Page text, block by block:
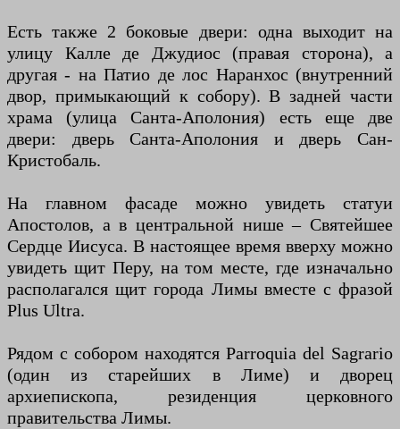
Есть также 2 боковые двери: одна выходит на
улицу Калле де Джудиос (правая сторона), а
другая - на Патио де лос Наранхос (внутренний
двор, примыкающий к собору). В задней части
храма (улица Санта-Аполония) есть еще две
двери: дверь Санта-Аполония и дверь Сан-
Кристобаль.
На главном фасаде можно увидеть статуи
Апостолов, а в центральной нише – Святейшее
Сердце Иисуса. В настоящее время вверху можно
увидеть щит Перу, на том месте, где изначально
располагался щит города Лимы вместе с фразой
Plus Ultra.
Рядом с собором находятся Parroquia del Sagrario
(один из старейших в Лиме) и дворец
архиепископа, резиденция церковного
правительства Лимы.